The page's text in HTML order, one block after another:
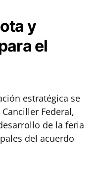
y
el
estratégica se
Federal,
de la feria
del acuerdo